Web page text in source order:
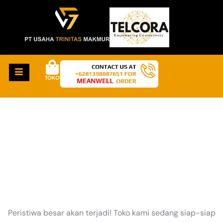
TOKO
Peristiwa besar akan terjadi! Toko kami sedang siap-siap